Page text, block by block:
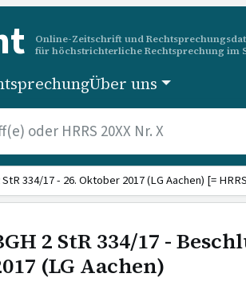
Online-Zeitschrift und
für höchstrichterliche Rechtsprechung im
Über uns
StR 334/17 - 26. Oktober 2017 (LG Aachen) [=
2 StR 334/17 -
(LG Aachen)